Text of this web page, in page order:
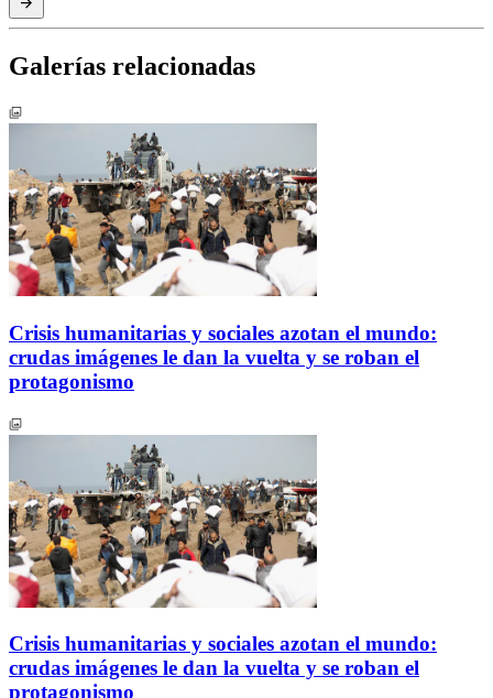
Galerías relacionadas
Crisis humanitarias y sociales azotan el mundo:
crudas imágenes le dan la vuelta y se roban el
protagonismo
Crisis humanitarias y sociales azotan el mundo:
crudas imágenes le dan la vuelta y se roban el
protagonismo